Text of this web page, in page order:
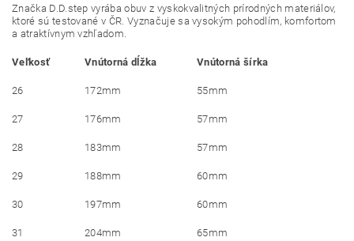
Značka D.D.step vyrába obuv z vyskokvalitných prírodných materiálov,
ktoré sú testované v ČR. Vyznačuje sa vysokým pohodlím, komfortom
a atraktívnym vzhľadom.
Veľkosť Vnútorná dĺžka Vnútorná šírka
26 172mm 55mm
27 176mm 57mm
28 183mm 57mm
29 188mm 60mm
30 197mm 60mm
31 204mm 65mm